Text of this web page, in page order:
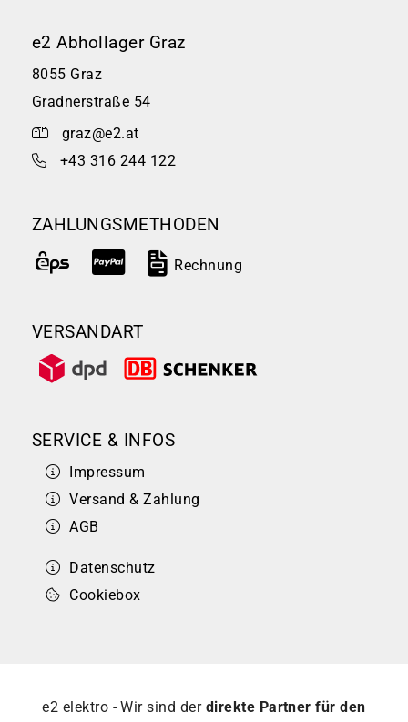
e2 Abhollager Graz
8055 Graz
Gradnerstraße 54
graz@e2.at
+43 316 244 122
ZAHLUNGSMETHODEN
Rechnung
VERSANDART
SERVICE & INFOS
Impressum
Versand & Zahlung
AGB
Datenschutz
Cookiebox
e2 elektro - Wir sind der direkte Partner für den